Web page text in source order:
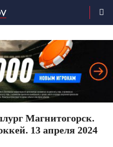
Магнитогорск.
13 апреля 2024